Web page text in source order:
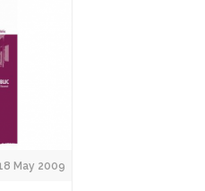
May 2009